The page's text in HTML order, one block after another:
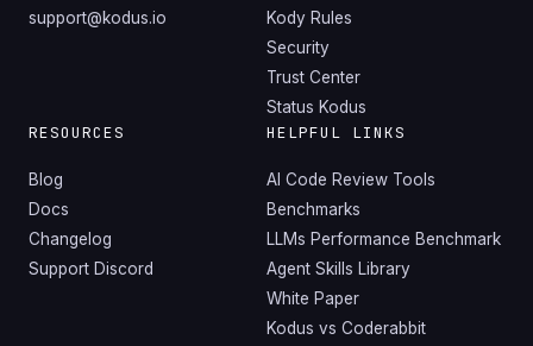
support@kodus.io
Kody Rules
Security
Trust Center
Status Kodus
RESOURCES
Blog
Docs
Changelog
Support Discord
HELPFUL LINKS
AI Code Review Tools
Benchmarks
LLMs Performance Benchmark
Agent Skills Library
White Paper
Kodus vs Coderabbit